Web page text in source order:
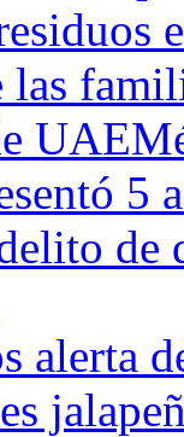
5
de
alerta